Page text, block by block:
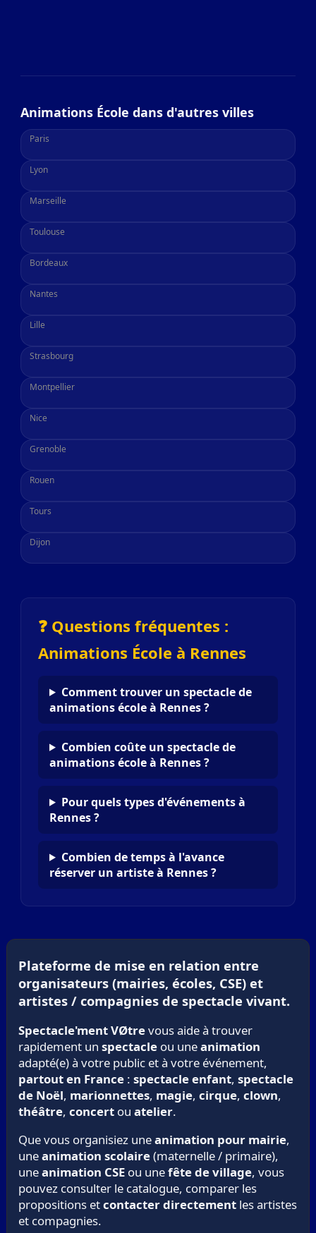
Animations École dans d'autres villes
Paris
Lyon
Marseille
Toulouse
Bordeaux
Nantes
Lille
Strasbourg
Montpellier
Nice
Grenoble
Rouen
Tours
Dijon
❓ Questions fréquentes :
Animations École à Rennes
Comment trouver un spectacle de
animations école à Rennes ?
Combien coûte un spectacle de
animations école à Rennes ?
Pour quels types d'événements à
Rennes ?
Combien de temps à l'avance
réserver un artiste à Rennes ?
Plateforme de mise en relation entre
organisateurs (mairies, écoles, CSE) et
artistes / compagnies de spectacle vivant.
Spectacle'ment VØtrevous aide à trouver
rapidement un spectacleou uneanimation
adapté(e) à votre public et à votre événement,
partout en France: spectacle enfant, spectacle
de Noël, marionnettes, magie, cirque, clown,
théâtre, concertou atelier.
Que vous organisiez uneanimation pour mairie,
uneanimation scolaire(maternelle / primaire),
uneanimation CSEou unefête de village, vous
pouvez consulter le catalogue, comparer les
propositions etcontacter directementles artistes
et compagnies.